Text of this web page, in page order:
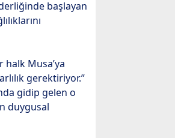
başlayan
halk Musa’ya
gerektiriyor.”
gidip gelen o
duygusal